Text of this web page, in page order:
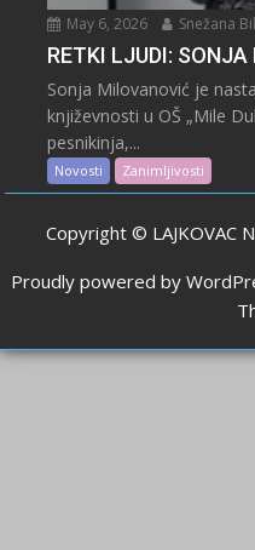
May 6, 2026 Snežana
RETKI LJUDI:
Sonja Milovanović je
književnosti u OŠ „Mile
pesnikinja,...
Novosti Zanimljivosti
Copyright © LAJKOVAC
Proudly powered by